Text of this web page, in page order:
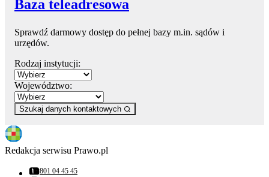
Baza teleadresowa
Sprawdź darmowy dostęp do pełnej bazy m.in. sądów i
urzędów.
Rodzaj instytucji:
Województwo:
Szukaj danych kontaktowych
Redakcja serwisu Prawo.pl
801 04 45 45